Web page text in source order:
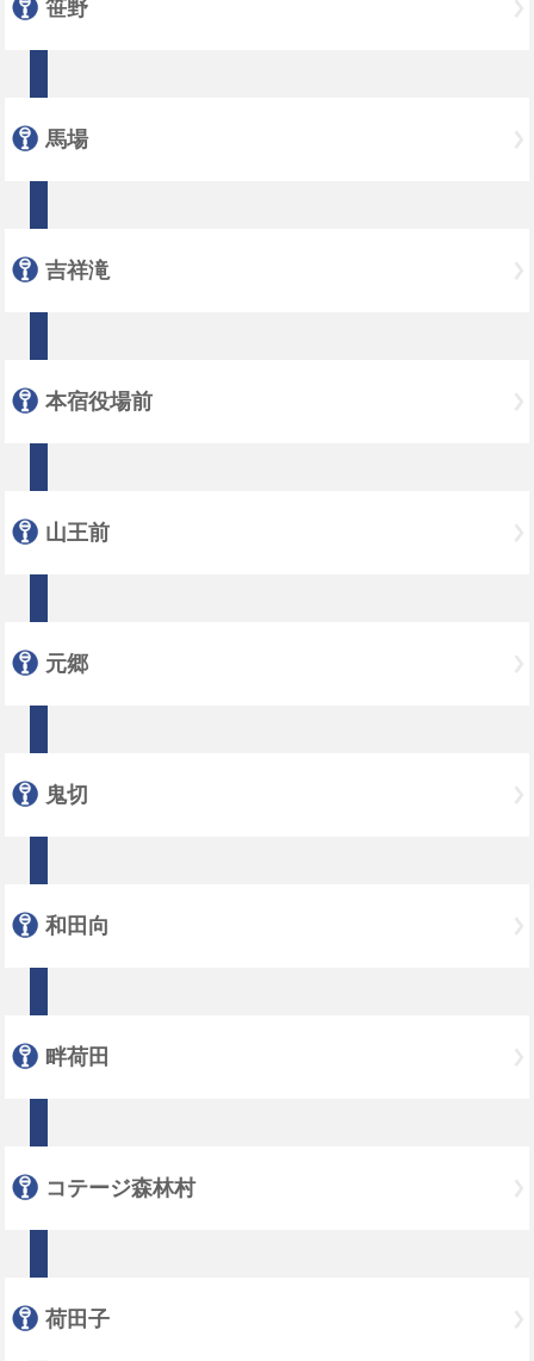
笹野
馬場
吉祥滝
本宿役場前
山王前
元郷
鬼切
和田向
畔荷田
コテージ森林村
荷田子